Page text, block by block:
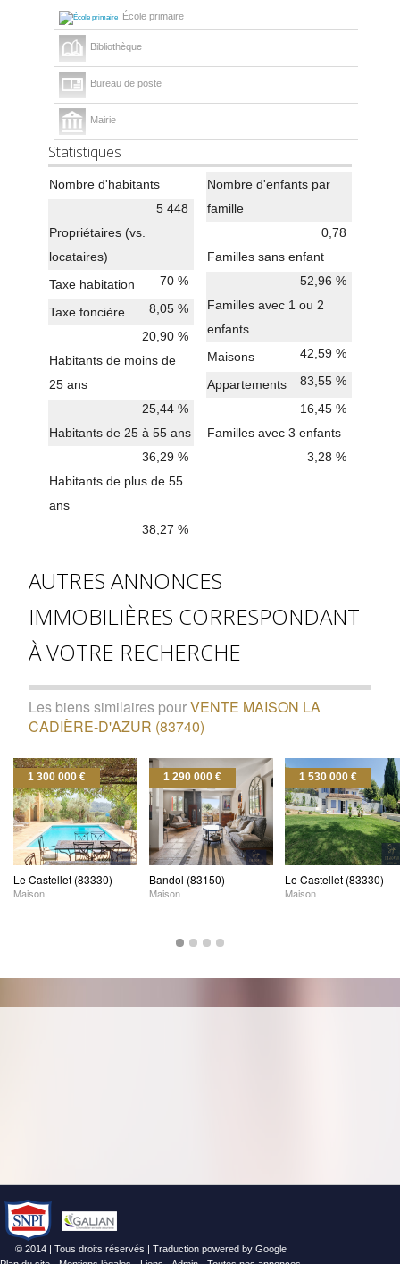
École primaire
Bibliothèque
Bureau de poste
Mairie
Statistiques
Nombre d'habitants
5 448
Propriétaires (vs.
locataires)
70 %
Taxe habitation
8,05 %
Taxe foncière
20,90 %
Habitants de moins de
25 ans
25,44 %
Habitants de 25 à 55 ans
36,29 %
Habitants de plus de 55
ans
38,27 %
Nombre d'enfants par
famille
0,78
Familles sans enfant
52,96 %
Familles avec 1 ou 2
enfants
42,59 %
Maisons
83,55 %
Appartements
16,45 %
Familles avec 3 enfants
3,28 %
AUTRES ANNONCES
IMMOBILIÈRES CORRESPONDANT
À VOTRE RECHERCHE
Les biens similaires pourVENTE MAISON LA
CADIÈRE-D'AZUR (83740)
1 300 000 €
Le Castellet (83330)
Maison
1 290 000 €
Bandol (83150)
Maison
1 530 000 €
Le Castellet (83330)
Maison
© 2014 | Tous droits réservés | Traduction powered by Google